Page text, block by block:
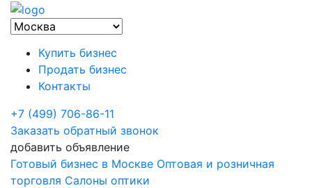
Купить бизнес
Продать бизнес
Контакты
+7 (499) 706-86-11
Заказать обратный звонок
добавить объявление
Готовый бизнес в Москве Оптовая и розничная
торговля Салоны оптики